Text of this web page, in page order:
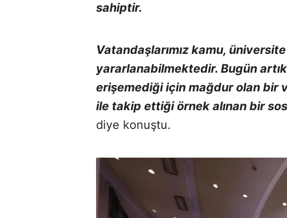
sahiptir.
Vatandaşlarımız kamu,
yararlanabilmektedir. Bugün
erişemediği için mağdur olan bir
ile takip ettiği örnek alınan bir
diye konuştu.